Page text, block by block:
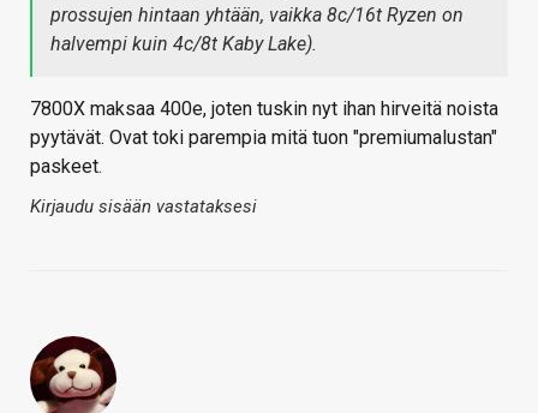
prossujen hintaan yhtään, vaikka 8c/16t Ryzen on
halvempi kuin 4c/8t Kaby Lake).
7800X maksaa 400e, joten tuskin nyt ihan hirveitä noista
pyytävät. Ovat toki parempia mitä tuon "premiumalustan"
paskeet.
Kirjaudu sisään vastataksesi